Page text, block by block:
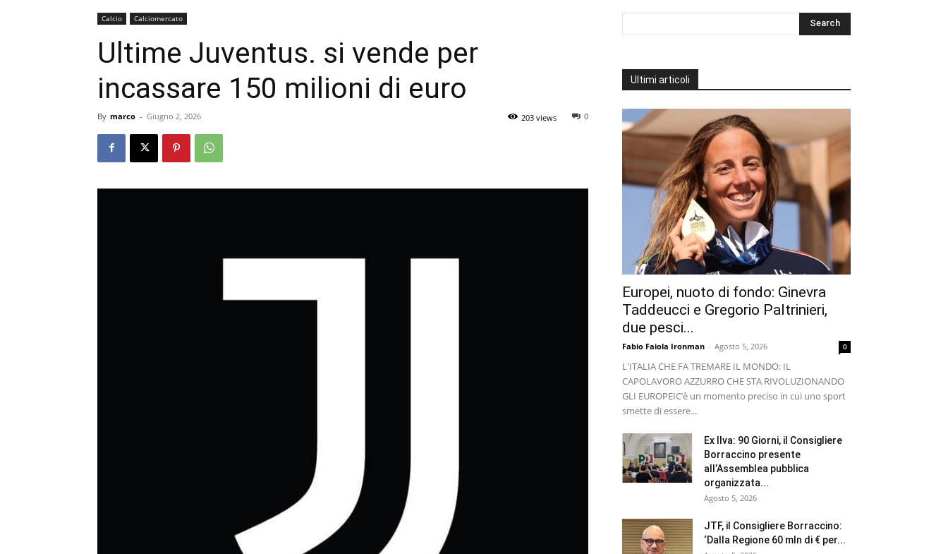
Calcio Calciomercato
Ultime Juventus. si vende per
incassare 150 milioni di euro
By marco - Giugno 2, 2026 0
203 views
Ultimi articoli
Europei, nuoto di fondo: Ginevra
Taddeucci e Gregorio Paltrinieri,
due pesci...
Fabio Faiola Ironman - Agosto 5, 2026 0
L'ITALIA CHE FA TREMARE IL MONDO: IL
CAPOLAVORO AZZURRO CHE STA RIVOLUZIONANDO
GLI EUROPEI ​C’è un momento preciso in cui uno sport
smette di essere...
Ex Ilva: 90 Giorni, il Consigliere
Borraccino presente
all’Assemblea pubblica
organizzata...
Agosto 5, 2026
JTF, il Consigliere Borraccino:
‘Dalla Regione 60 mln di € per...